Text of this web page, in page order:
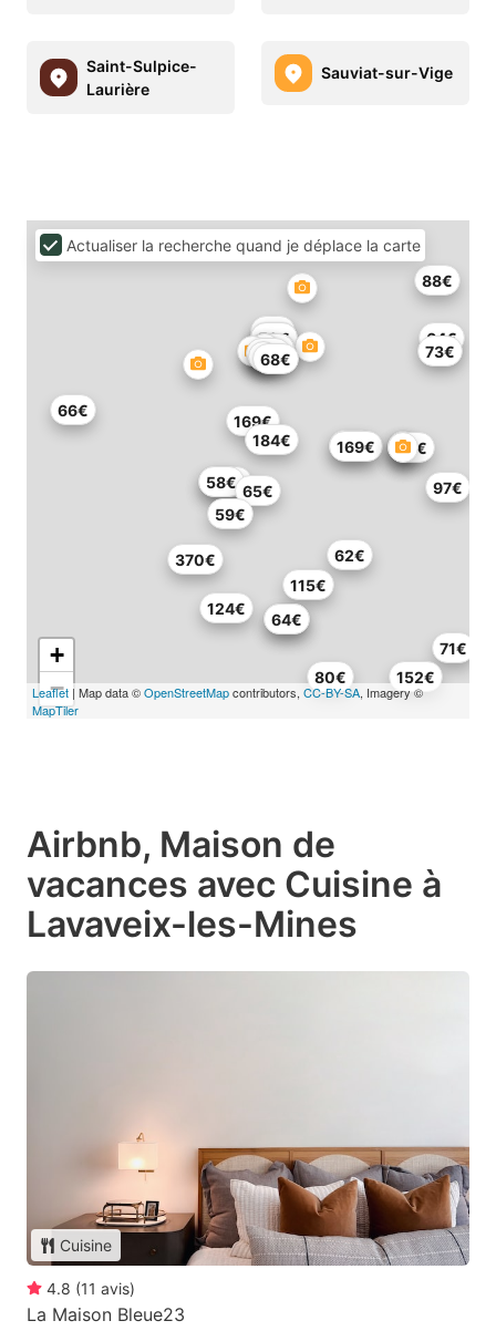
Saint-Sulpice-
Laurière
Sauviat-sur-Vige
73€
89€
37€
145€
88€
169€
64€
50€
68€
184€
169€
58€
50€
47€
50€
60€
71€
52€
115€
152€
70€
64€
65€
370€
80€
97€
124€
59€
62€
66€
+
−
Leaflet | Map data ©OpenStreetMapcontributors, CC-BY-SA, Imagery ©
MapTiler
Actualiser la recherche quand je déplace la carte
Airbnb, Maison de
vacances avec Cuisine à
Lavaveix-les-Mines
Cuisine
4.8 (11 avis)
La Maison Bleue23